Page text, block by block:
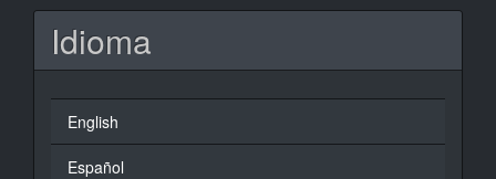
Idioma
English
Español